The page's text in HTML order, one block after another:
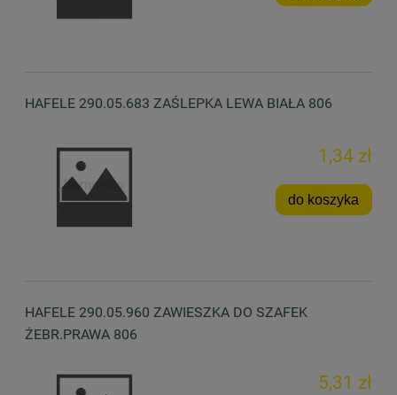
HAFELE 290.05.683 ZAŚLEPKA LEWA BIAŁA 806
1,34 zł
do koszyka
HAFELE 290.05.960 ZAWIESZKA DO SZAFEK
ŻEBR.PRAWA 806
5,31 zł